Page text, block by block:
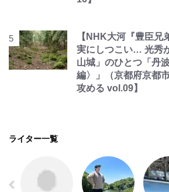
【NHK大河『豊臣兄
実にしつこい… 光秀
山城」のひとつ「丹
編〉」（京都府京都
攻める vol.09】
ライター一覧